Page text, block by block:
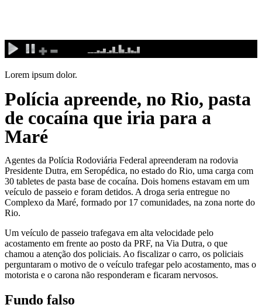
conteúdo
Lorem ipsum dolor.
Polícia apreende, no Rio, pasta
de cocaína que iria para a
Maré
Agentes da Polícia Rodoviária Federal apreenderam na rodovia
Presidente Dutra, em Seropédica, no estado do Rio, uma carga com
30 tabletes de pasta base de cocaína. Dois homens estavam em um
veículo de passeio e foram detidos. A droga seria entregue no
Complexo da Maré, formado por 17 comunidades, na zona norte do
Rio.
Um veículo de passeio trafegava em alta velocidade pelo
acostamento em frente ao posto da PRF, na Via Dutra, o que
chamou a atenção dos policiais. Ao fiscalizar o carro, os policiais
perguntaram o motivo de o veículo trafegar pelo acostamento, mas o
motorista e o carona não responderam e ficaram nervosos.
Fundo falso